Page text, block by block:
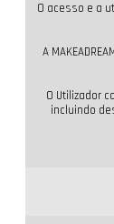
O acesso e a
A
O Utilizador
incluindo